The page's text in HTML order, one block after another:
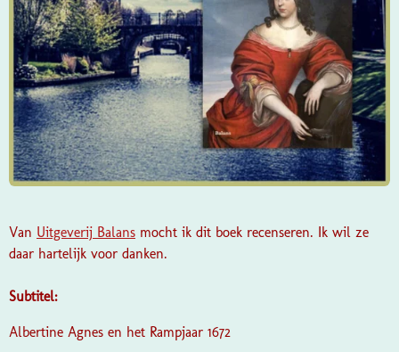
Van Uitgeverij Balans mocht ik dit boek recenseren. Ik wil ze
daar hartelijk voor danken.
Subtitel:
Albertine Agnes en het Rampjaar 1672